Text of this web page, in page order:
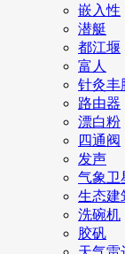
嵌入性
潜艇
都江堰
富人
针灸丰
路由器
漂白粉
四通阀
发声
气象卫
生态建
洗碗机
胶矾